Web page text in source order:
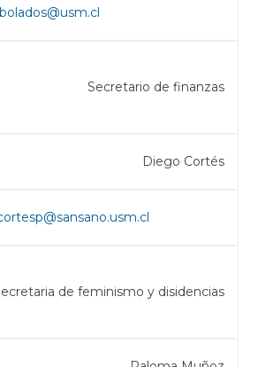
Secretario de finanzas
Diego Cortés
de feminismo y disidencias